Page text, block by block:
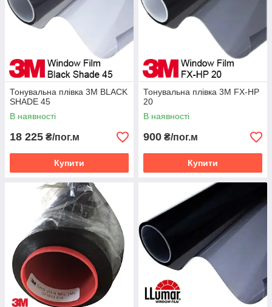
Тонувальна плівка 3M BLACK
SHADE 45
В наявності
18 225 ₴/пог.м
Купити
Тонувальна плівка 3M FX-HP
20
В наявності
900 ₴/пог.м
Купити